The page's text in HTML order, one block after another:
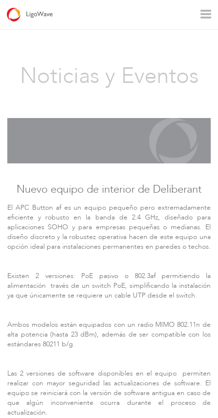
Video vigilancia Aplicaciones industriales Operadores
Noticias y Eventos
Nuevo equipo de interior de Deliberant
El APC Button af es un equipo pequeño pero extremadamente
eficiente y robusto en la banda de 2.4 GHz, diseñado para
aplicaciones SOHO y para empresas pequeñas o medianas. El
diseño discreto y la robustez operativa hacen de este equipo una
opción ideal para instalaciones permanentes en paredes o techos.
Existen 2 versiones: PoE pasivo o 802.3af permitiendo la
alimentación través de un switch PoE, simplificando la instalación
ya que únicamente se requiere un cable UTP desde el switch.
Ambos modelos están equipados con un radio MIMO 802.11n de
alta potencia (hasta 23 dBm), además de ser compatible con los
estándares 80211 b/g.
Las 2 versiones de software disponibles en el equipo permiten
realizar con mayor seguridad las actualizaciones de software. El
equipo se reiniciará con la versión de software antigua en caso de
que algún inconveniente ocurra durante el proceso de
actualización.